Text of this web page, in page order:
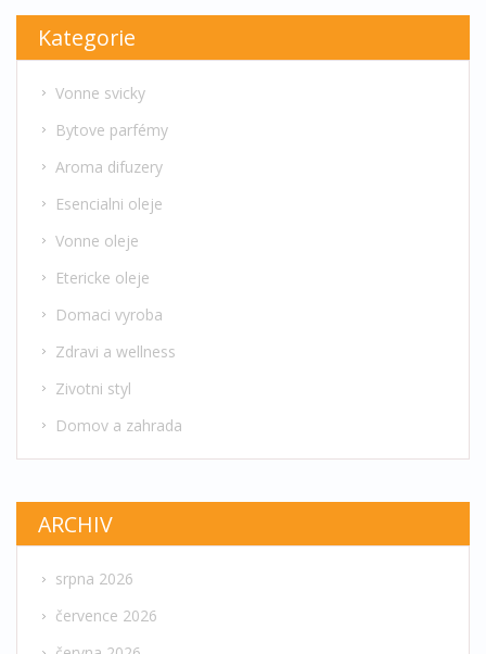
Kategorie
Vonne svicky
Bytove parfémy
Aroma difuzery
Esencialni oleje
Vonne oleje
Etericke oleje
Domaci vyroba
Zdravi a wellness
Zivotni styl
Domov a zahrada
ARCHIV
srpna 2026
července 2026